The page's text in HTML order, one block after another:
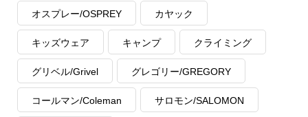
オスプレー/OSPREY カヤック
キッズウェア キャンプ クライミング
グリベル/Grivel グレゴリー/GREGORY
コールマン/Coleman サロモン/SALOMON